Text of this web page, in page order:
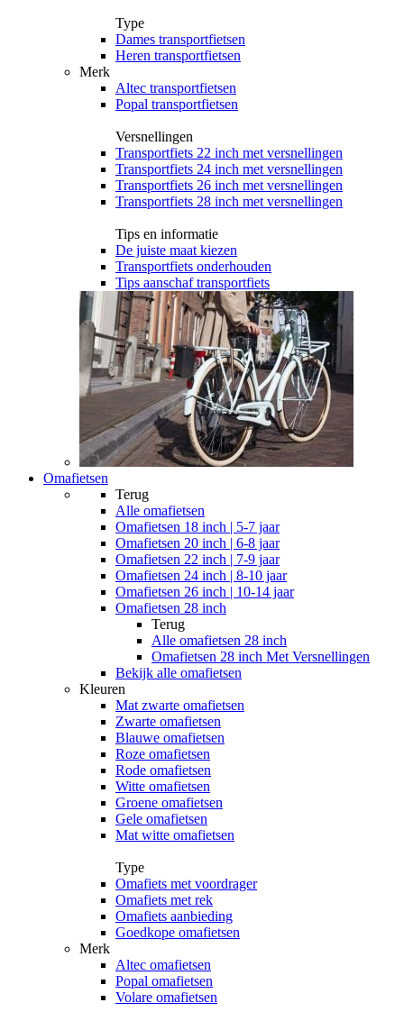
Type
Dames transportfietsen
Heren transportfietsen
Merk
Altec transportfietsen
Popal transportfietsen
Versnellingen
Transportfiets 22 inch met versnellingen
Transportfiets 24 inch met versnellingen
Transportfiets 26 inch met versnellingen
Transportfiets 28 inch met versnellingen
Tips en informatie
De juiste maat kiezen
Transportfiets onderhouden
Tips aanschaf transportfiets
Omafietsen
Terug
Alle omafietsen
Omafietsen 18 inch | 5-7 jaar
Omafietsen 20 inch | 6-8 jaar
Omafietsen 22 inch | 7-9 jaar
Omafietsen 24 inch | 8-10 jaar
Omafietsen 26 inch | 10-14 jaar
Omafietsen 28 inch
Terug
Alle omafietsen 28 inch
Omafietsen 28 inch Met Versnellingen
Bekijk alle omafietsen
Kleuren
Mat zwarte omafietsen
Zwarte omafietsen
Blauwe omafietsen
Roze omafietsen
Rode omafietsen
Witte omafietsen
Groene omafietsen
Gele omafietsen
Mat witte omafietsen
Type
Omafiets met voordrager
Omafiets met rek
Omafiets aanbieding
Goedkope omafietsen
Merk
Altec omafietsen
Popal omafietsen
Volare omafietsen